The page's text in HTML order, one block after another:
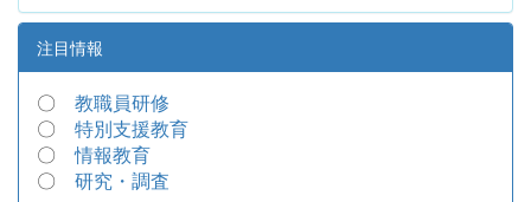
注目情報
〇 教職員研修
〇 特別支援教育
〇情報教育
〇 研究・調査